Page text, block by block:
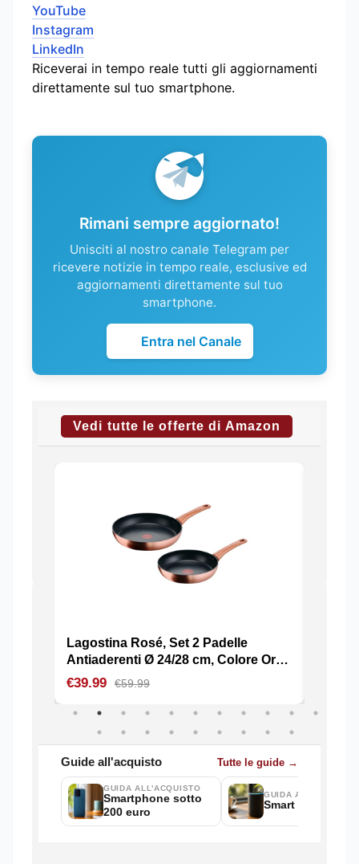
YouTube
Instagram
LinkedIn
Riceverai in tempo reale tutti gli aggiornamenti
direttamente sul tuo smartphone.
Rimani sempre aggiornato!
Unisciti al nostro canale Telegram per
ricevere notizie in tempo reale, esclusive ed
aggiornamenti direttamente sul tuo
smartphone.
Entra nel Canale